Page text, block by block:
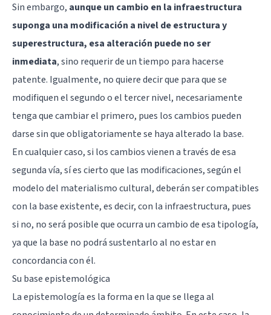
Sin embargo, aunque un cambio en la infraestructura
suponga una modificación a nivel de estructura y
superestructura, esa alteración puede no ser
inmediata, sino requerir de un tiempo para hacerse
patente. Igualmente, no quiere decir que para que se
modifiquen el segundo o el tercer nivel, necesariamente
tenga que cambiar el primero, pues los cambios pueden
darse sin que obligatoriamente se haya alterado la base.
En cualquier caso, si los cambios vienen a través de esa
segunda vía, sí es cierto que las modificaciones, según el
modelo del materialismo cultural, deberán ser compatibles
con la base existente, es decir, con la infraestructura, pues
si no, no será posible que ocurra un cambio de esa tipología,
ya que la base no podrá sustentarlo al no estar en
concordancia con él.
Su base epistemológica
La epistemología es la forma en la que se llega al